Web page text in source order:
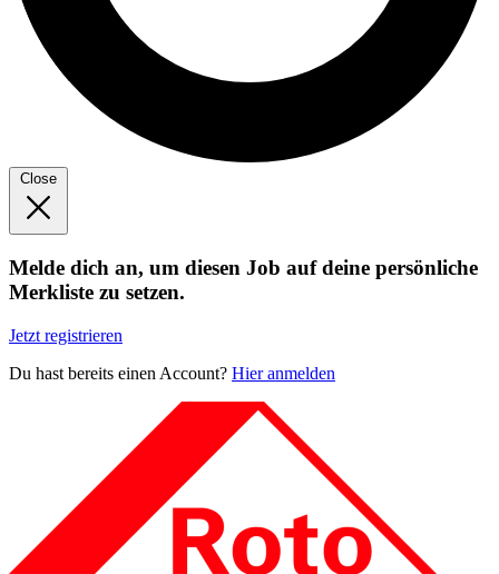
Close
Melde dich an, um diesen Job auf deine persönliche
Merkliste zu setzen.
Jetzt registrieren
Du hast bereits einen Account? Hier anmelden